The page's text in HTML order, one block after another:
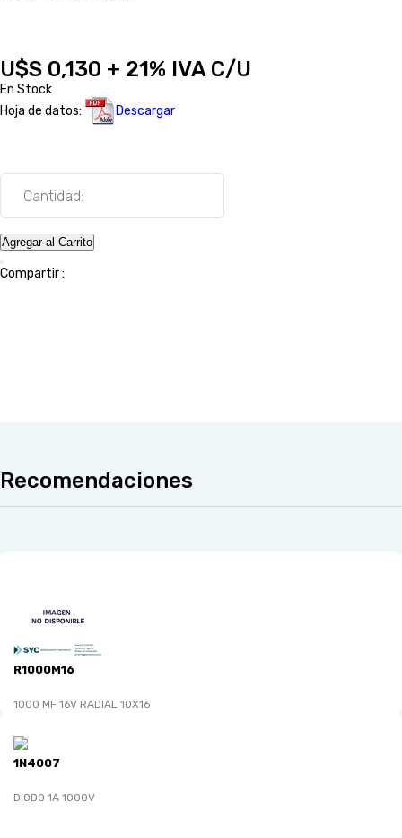
U$S 0,130 + 21% IVA C/U
En Stock
Hoja de datos:
Descargar
Cantidad:
Agregar al Carrito
Compartir :
Recomendaciones
R1000M16
1000 MF 16V RADIAL 10X16
1N4007
DIODO 1A 1000V